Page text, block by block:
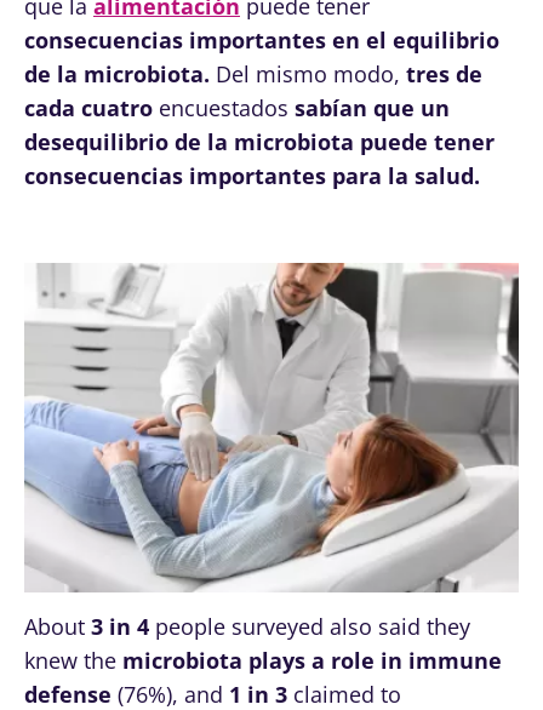
que la alimentación puede tener
consecuencias importantes en el equilibrio
de la microbiota. Del mismo modo, tres de
cada cuatro encuestados sabían que un
desequilibrio de la microbiota puede tener
consecuencias importantes para la salud.
About 3 in 4 people surveyed also said they
knew the microbiota plays a role in immune
defense (76%), and 1 in 3 claimed to